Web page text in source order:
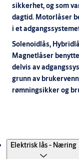
sikkerhet, og som
dagtid. Motorlåser
i et
Solenoidlås,
Magnetlåser
delvis av
grunn av
rømningsikker og
Elektrisk lås - Næring